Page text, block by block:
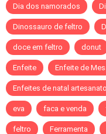
Dia dos namorados
Dinossauro de feltro
doce em feltro donut
Enfeite Enfeite de
Enfeites de natal artesanato
eva faca e venda
feltro Ferramenta